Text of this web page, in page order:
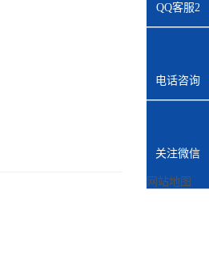
QQ客服2
电话咨询
关注微信
网站地图